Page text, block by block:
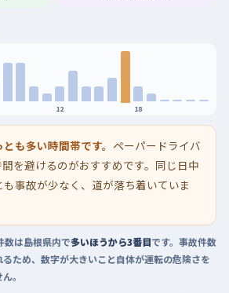
12 18
も多い時間帯です。 ペーパードライバ
を避けるのがおすすめです。同じ日中
も事故が少なく、道が落ち着いていま
数は島根県内で多いほうから3番目です。事故件数
ため、数字が大きいこと自体が運転の危険さを
。